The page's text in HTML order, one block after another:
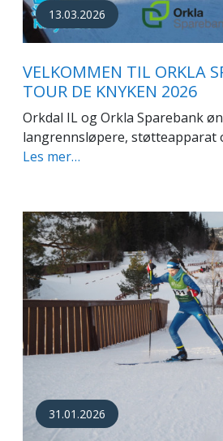
13.03.2026
VELKOMMEN TIL ORKLA
TOUR DE KNYKEN 2026
Orkdal IL og Orkla Sparebank
langrennsløpere, støtteapparat
Les mer…
31.01.2026